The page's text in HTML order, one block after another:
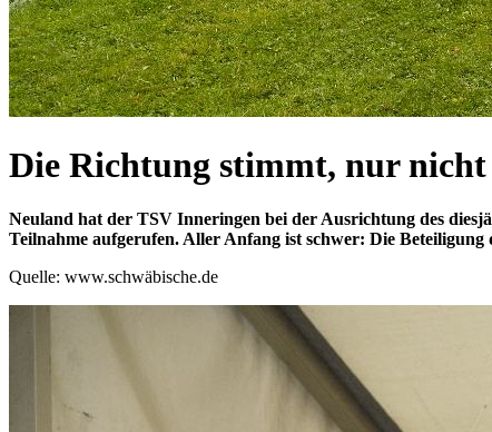
Die Richtung stimmt, nur
Neuland hat der TSV Inneringen bei der Ausrichtung des
Teilnahme aufgerufen. Aller Anfang ist schwer: Die
Quelle: www.schwäbische.de